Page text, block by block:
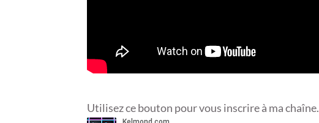
Utilisez ce bouton pour vous inscrire à ma chaîne.